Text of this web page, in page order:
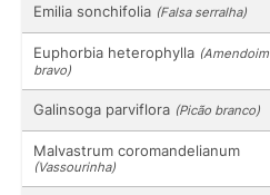
Emilia sonchifolia (Falsa serralha)
Euphorbia heterophylla (Amendoim
bravo)
Galinsoga parviflora (Picão branco)
Malvastrum coromandelianum
(Vassourinha)